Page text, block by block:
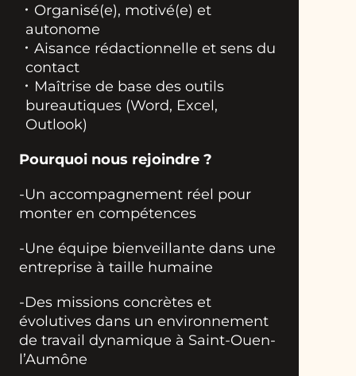
Organisé(e), motivé(e) et
autonome
Aisance rédactionnelle et sens du
contact
Maîtrise de base des outils
bureautiques (Word, Excel,
Outlook)
Pourquoi nous rejoindre ?
-Un accompagnement réel pour
monter en compétences
-Une équipe bienveillante dans une
entreprise à taille humaine
-Des missions concrètes et
évolutives dans un environnement
de travail dynamique à Saint-Ouen-
l’Aumône